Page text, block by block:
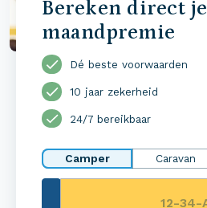
Bereken direct je
maandpremie
Dé beste voorwaarden
10 jaar zekerheid
24/7 bereikbaar
Camper Caravan